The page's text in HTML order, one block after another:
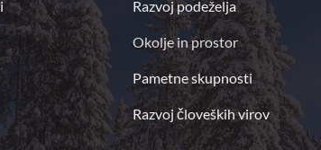
Področja
Regionalni razvoj